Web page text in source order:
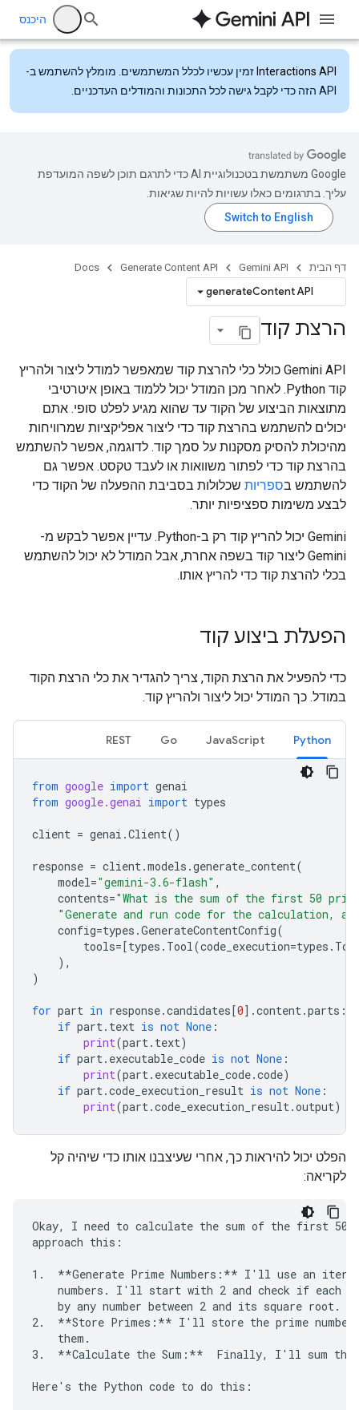
היכנס
Interactions API זמין עכשיו לכלל המשתמשים. מומלץ להשתמש ב-
API הזה כדי לקבל גישה לכל התכונות והמודלים העדכניים.
‫Google משתמשת בטכנולוגיית AI כדי לתרגם תוכן לשפה המועדפת
עליך. בתרגומים כאלו עשויות להיות שגיאות.
דף הבית Gemini API
Generate Content API
Docs
generateContent API
הרצת קוד
‫Gemini API כולל כלי להרצת קוד שמאפשר למודל ליצור ולהריץ
קוד Python. לאחר מכן המודל יכול ללמוד באופן איטרטיבי
מתוצאות הביצוע של הקוד עד שהוא מגיע לפלט סופי. אתם
יכולים להשתמש בהרצת קוד כדי ליצור אפליקציות שמרוויחות
מהיכולת להסיק מסקנות על סמך קוד. לדוגמה, אפשר להשתמש
בהרצת קוד כדי לפתור משוואות או לעבד טקסט. אפשר גם
להשתמש בספריות שכלולות בסביבת ההפעלה של הקוד כדי
לבצע משימות ספציפיות יותר.
‫Gemini יכול להריץ קוד רק ב-Python. עדיין אפשר לבקש מ-
Gemini ליצור קוד בשפה אחרת, אבל המודל לא יכול להשתמש
בכלי להרצת קוד כדי להריץ אותו.
הפעלת ביצוע קוד
כדי להפעיל את הרצת הקוד, צריך להגדיר את כלי הרצת הקוד
במודל. כך המודל יכול ליצור ולהריץ קוד.
Python
JavaScript
Go
REST
from google import genai
from google.genai import types
client = genai .Client()
response = client.models .generate_content(
model="gemini-3.6-flash" ,
contents="What is the sum of the first 50
"Generate and run code for the calculation,
config=types .GenerateContentConfig(
tools=[types . Tool(code_execution=types .
),
)
for part in response.candidates[0] .content.parts :
if part. text is not None :
print(part. text)
if part. executable_code is not None :
print(part. executable_code.code)
if part.code_execution_result is not None :
print(part.code_execution_result.output)
הפלט יכול להיראות כך, אחרי שעיצבנו אותו כדי שיהיה קל
לקריאה:
Okay, I need to calculate the sum of the first 50
approach this:
1.  **Generate Prime Numbers:** I'll use an
numbers. I'll start with 2 and check if each
by any number between 2 and its square root.
2.  **Store Primes:** I'll store the prime
    them.
3.  **Calculate the Sum:**  Finally, I'll sum the
Here's the Python code to do this: